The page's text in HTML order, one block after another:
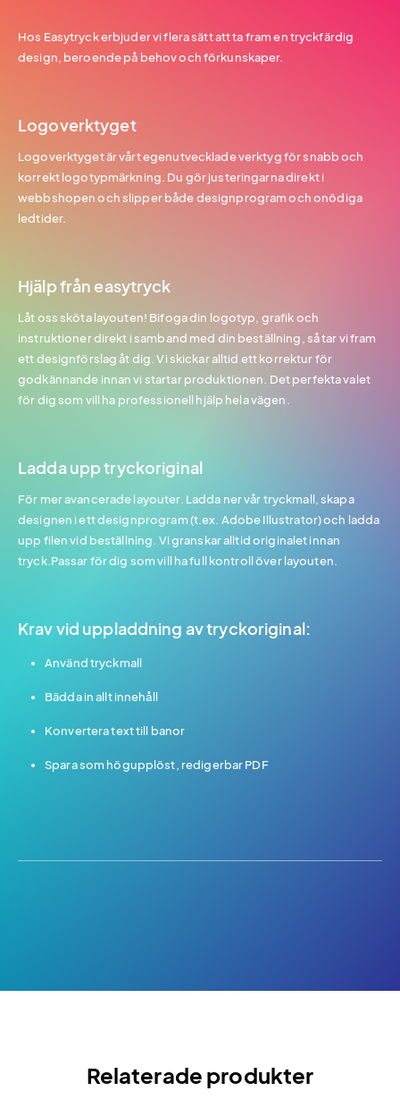
Hos Easytryck erbjuder vi flera sätt att ta fram en tryckfärdig
design, beroende på behov och förkunskaper.
Logoverktyget
Logoverktyget är vårt egenutvecklade verktyg för snabb och
korrekt logotypmärkning. Du gör justeringarna direkt i
webbshopen och slipper både designprogram och onödiga
ledtider.
Hjälp från easytryck
Låt oss sköta layouten! Bifoga din logotyp, grafik och
instruktioner direkt i samband med din beställning, så tar vi fram
ett designförslag åt dig. Vi skickar alltid ett korrektur för
godkännande innan vi startar produktionen. Det perfekta valet
för dig som vill ha professionell hjälp hela vägen.
Ladda upp tryckoriginal
För mer avancerade layouter. Ladda ner vår tryckmall, skapa
designen i ett designprogram (t.ex. Adobe Illustrator) och ladda
upp filen vid beställning. Vi granskar alltid originalet innan
tryck.Passar för dig som vill ha full kontroll över layouten.
Krav vid uppladdning av tryckoriginal:
Använd tryckmall
Bädda in allt innehåll
Konvertera text till banor
Spara som högupplöst, redigerbar PDF
Relaterade produkter